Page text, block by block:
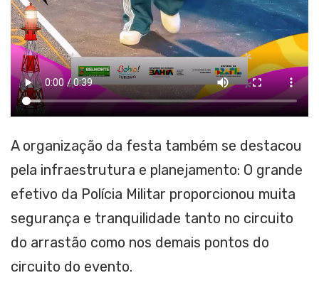
A organização da festa também se destacou
pela infraestrutura e planejamento: O grande
efetivo da Polícia Militar proporcionou muita
segurança e tranquilidade tanto no circuito
do arrastão como nos demais pontos do
circuito do evento.